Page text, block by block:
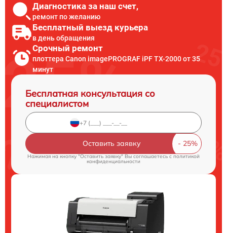
Диагностика за наш счет,
ремонт по желанию
Бесплатный выезд курьера
в день обращения
Срочный ремонт
плоттера Canon imagePROGRAF iPF TX-2000 от 35
минут
Бесплатная консультация со
специалистом
Оставить заявку
Нажимая на кнопку "Оставить заявку" Вы соглашаетесь cполитикой
конфиденциальности